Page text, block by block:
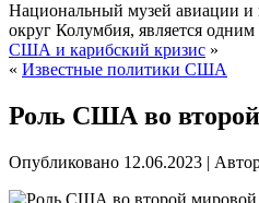
Национальный музей авиации и
округ Колумбия, является
США и карибский кризис »
« Известные политики США
Роль США во
Опубликовано 12.06.2023 |